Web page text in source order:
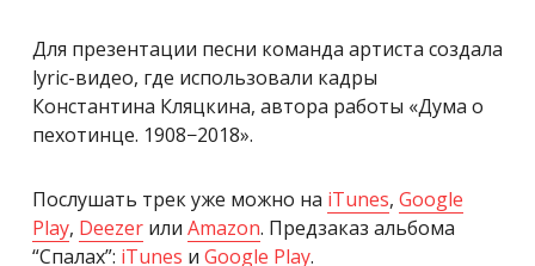
Для презентации песни команда артиста создала
lyric-видео, где использовали кадры
Константина Кляцкина, автора работы «Дума о
пехотинце. 1908−2018».
Послушать трек уже можно на iTunes, Google
Play, Deezer или Amazon. Предзаказ альбома
“Спалах”: iTunes и Google Play.